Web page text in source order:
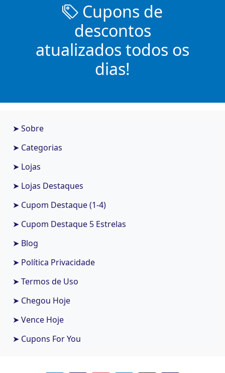
Cupons de
descontos
atualizados todos os
dias!
➤ Sobre
➤ Categorias
➤ Lojas
➤ Lojas Destaques
➤ Cupom Destaque (1-4)
➤ Cupom Destaque 5 Estrelas
➤ Blog
➤ Política Privacidade
➤ Termos de Uso
➤ Chegou Hoje
➤ Vence Hoje
➤ Cupons For You